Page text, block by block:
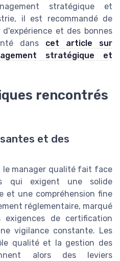
stratégique et
il est recommandé de
et des bonnes
dans cet article sur
stratégique et
rencontrés
et des
le manager qualité fait face
qui exigent une solide
et une compréhension fine
réglementaire, marqué
de certification
vigilance constante. Les
qualité et la gestion des
alors des leviers